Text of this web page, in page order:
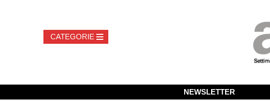
NEWSLETTER